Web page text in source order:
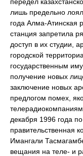
лишь предельно
года Алма-Атинская
станция запретила
доступ в их студии,
городской
государственным
получение новых
заключение новых
предлогом помех,
декабря 1996 года
правительственная
Имангали
вещания на теле- и